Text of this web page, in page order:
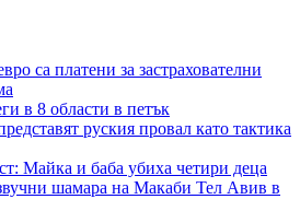
са платени за застрахователни
в 8 области в петък
руския провал като тактика
Майка и баба убиха четири деца
шамара на Макаби Тел Авив в